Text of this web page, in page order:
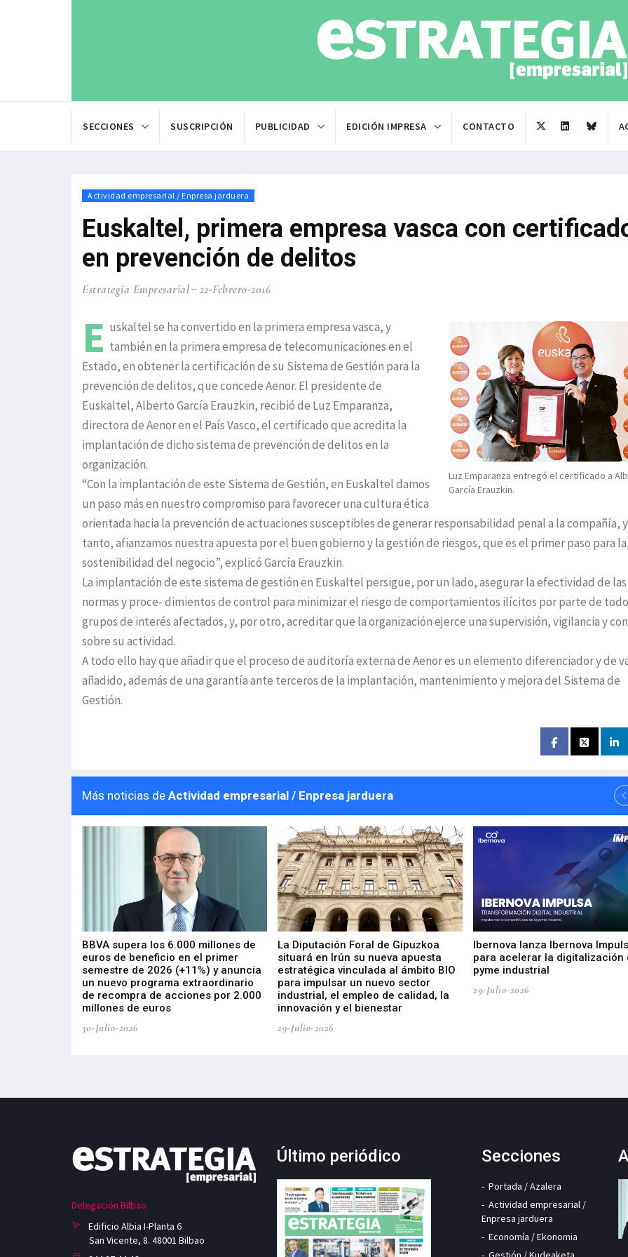
SECCIONES SUSCRIPCIÓN PUBLICIDAD EDICIÓN IMPRESA CONTACTO
Actividad empresarial / Enpresa jarduera
Euskaltel, primera empresa vasca con
en prevención de delitos
Estrategia Empresarial 22-Febrero-2016
Luz Emparanza entregó el certificado a
García Erauzkin.
E uskaltel se ha convertido en la primera empresa vasca, y
también en la primera empresa de telecomunicaciones en el
Estado, en obtener la certificación de su Sistema de Gestión para la
prevención de delitos, que concede Aenor. El presidente de
Euskaltel, Alberto García Erauzkin, recibió de Luz Emparanza,
directora de Aenor en el País Vasco, el certificado que acredita la
implantación de dicho sistema de prevención de delitos en la
organización.
“Con la implantación de este Sistema de Gestión, en Euskaltel damos
un paso más en nuestro compromiso para favorecer una cultura ética
orientada hacia la prevención de actuaciones susceptibles de generar responsabilidad penal a la compañía,
tanto, afianzamos nuestra apuesta por el buen gobierno y la gestión de riesgos, que es el primer paso para la
sostenibilidad del negocio”, explicó García Erauzkin.
La implantación de este sistema de gestión en Euskaltel persigue, por un lado, asegurar la efectividad de las
normas y proce- dimientos de control para minimizar el riesgo de comportamientos ilícitos por parte de
grupos de interés afectados, y, por otro, acreditar que la organización ejerce una supervisión, vigilancia y
sobre su actividad.
A todo ello hay que añadir que el proceso de auditoría externa de Aenor es un elemento diferenciador y de
añadido, además de una garantía ante terceros de la implantación, mantenimiento y mejora del Sistema de
Gestión.
Más noticias de Actividad empresarial / Enpresa jarduera
BBVA supera los 6.000 millones de
euros de beneficio en el primer
semestre de 2026 (+11%) y anuncia
un nuevo programa extraordinario
de recompra de acciones por 2.000
millones de euros
30-Julio-2026
La Diputación Foral de Gipuzkoa
situará en Irún su nueva apuesta
estratégica vinculada al ámbito BIO
para impulsar un nuevo sector
industrial, el empleo de calidad, la
innovación y el bienestar
29-Julio-2026
Ibernova lanza Ibernova
para acelerar la digitalización
pyme industrial
29-Julio-2026
Delegación Bilbao
Edificio Albia I-Planta 6
San Vicente, 8. 48001 Bilbao
Último periódico Secciones
Portada / Azalera
Actividad empresarial /
Enpresa jarduera
Economía / Ekonomia